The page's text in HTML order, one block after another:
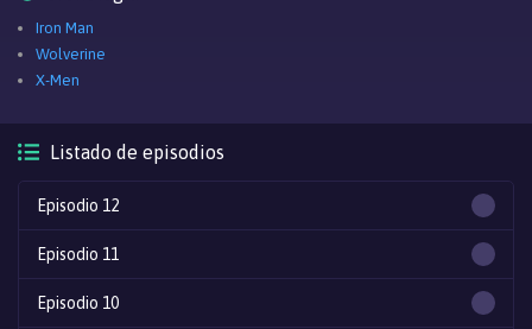
Iron Man
Wolverine
X-Men
Listado de episodios
Episodio 12
Episodio 11
Episodio 10